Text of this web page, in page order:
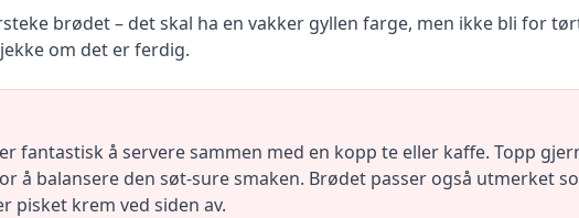
brødet – det skal ha en vakker gyllen farge, men ikke bli for
om det er ferdig.
fantastisk å servere sammen med en kopp te eller kaffe. Topp
å balansere den søt-sure smaken. Brødet passer også utmerket
pisket krem ved siden av.